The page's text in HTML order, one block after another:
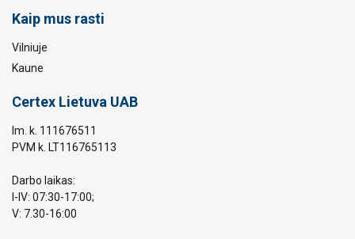
Kaip mus rasti
Vilniuje
Kaune
Certex Lietuva UAB
Im. k. 111676511
PVM k. LT116765113
Darbo laikas:
I-IV: 07:30-17:00;
V: 7.30-16:00